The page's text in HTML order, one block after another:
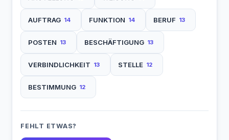
AUFTRAG 14 FUNKTION 14 BERUF 13
POSTEN 13 BESCHÄFTIGUNG 13
VERBINDLICHKEIT 13 STELLE 12
BESTIMMUNG 12
FEHLT ETWAS?